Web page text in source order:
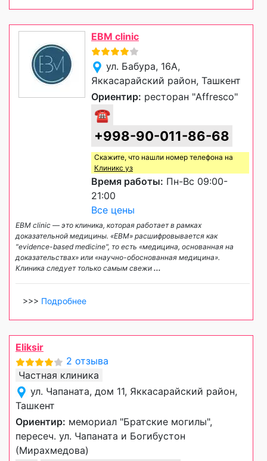
EBM clinic
ул. Бабура, 16А,
Яккасарайский район, Ташкент
Ориентир: ресторан "Affresco"
☎
+998-90-011-86-68
Скажите, что нашли номер телефона на
Клиникс уз
Время работы: Пн-Вс 09:00-
21:00
Все цены
EBM clinic — это клиника, которая работает в рамках
доказательной медицины. «EBM» расшифровывается как
"evidence-based medicine", то есть «медицина, основанная на
доказательствах» или «научно-обоснованная медицина».
Клиника следует только самым свежи ...
>>> Подробнее
Eliksir
2 отзыва
Частная клиника
ул. Чапаната, дом 11, Яккасарайский район,
Ташкент
Ориентир: мемориал "Братские могилы",
пересеч. ул. Чапаната и Богибустон
(Мирахмедова)